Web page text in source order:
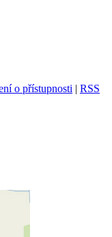
o přístupnosti | RSS